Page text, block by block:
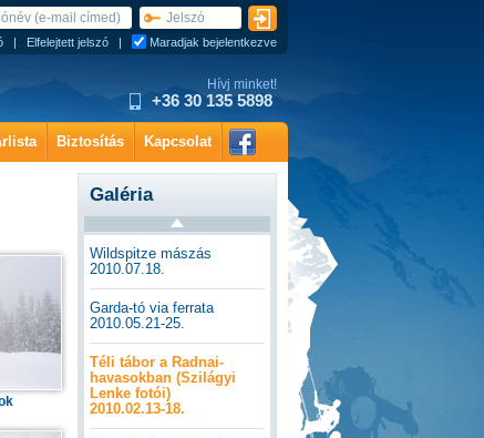
Hívj minket!
+36 30 135 5898
| Elfelejtett jelszó | Maradjak bejelentkezve
Biztosítás Kapcsolat
Galéria
Wildspitze mászás
2010.07.18.
Garda-tó via ferrata
2010.05.21-25.
Téli tábor a Radnai-
havasokban (Szilágyi
Lenke fotói)
2010.02.13-18.